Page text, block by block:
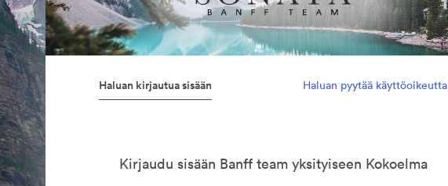
Haluan kirjautua sisään Haluan pyytää käyttöoikeutta
Kirjaudu sisään Banff team yksityiseen Kokoelma